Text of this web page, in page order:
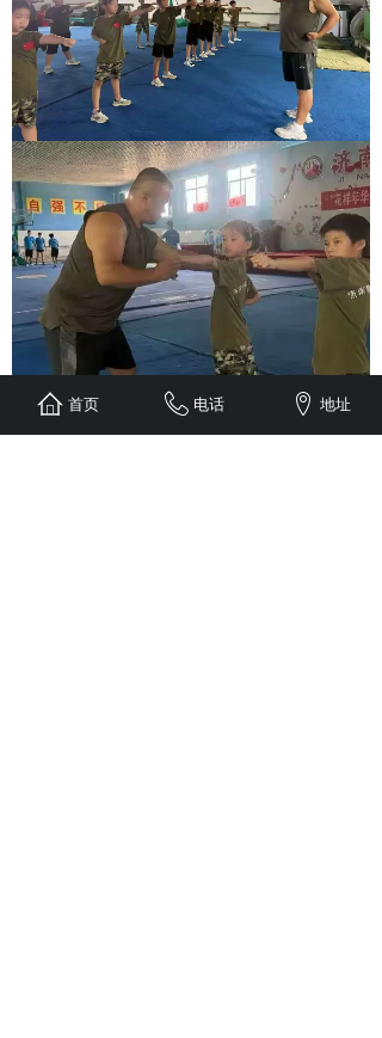
首页 电话 地址